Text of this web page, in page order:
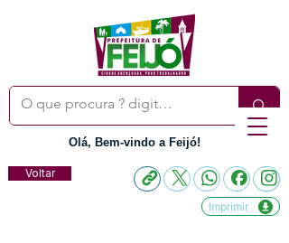
Olá, Bem-vindo a Feijó!
Voltar
Imprimir